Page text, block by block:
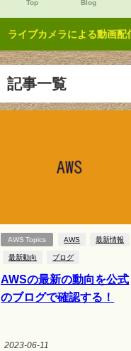
Top Blog
ライブカメラによる動画配
記事一覧
AWS Topics AWS 最新情報
最新動向 ブログ
AWSの最新の動向を公式
のブログで確認する！
2023-06-11